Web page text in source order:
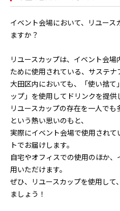
イベント会場において、リユース
ますか？
リユースカップは、イベント会
ために使用されている、サステナ
大田区内においても、「使い捨て
ップ」を使用してドリンクを提供
リユースカップの存在を一人で
という熱い思いのもと、
実際にイベント会場で使用されて
トでお届けします。
自宅やオフィスでの使用のほか
用いただけます。
ぜひ、リユースカップを使用して
ましょう！